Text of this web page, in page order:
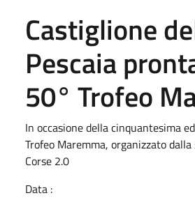
Castiglione
Pescaia
50° Trofeo
In occasione della cinquantesima
Trofeo Maremma, organizzato
Corse 2.0
Data :